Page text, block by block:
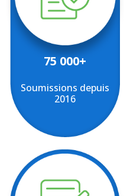
75 000+
Soumissions depuis
2016